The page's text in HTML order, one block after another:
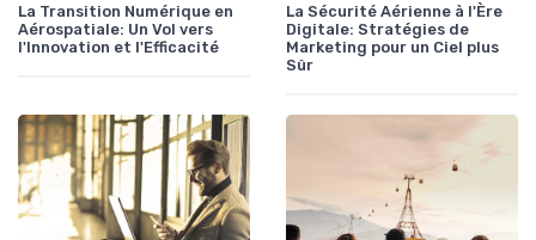
La Transition Numérique en
Aérospatiale: Un Vol vers
l'Innovation et l'Efficacité
La Sécurité Aérienne à l'Ère
Digitale: Stratégies de
Marketing pour un Ciel plus
Sûr